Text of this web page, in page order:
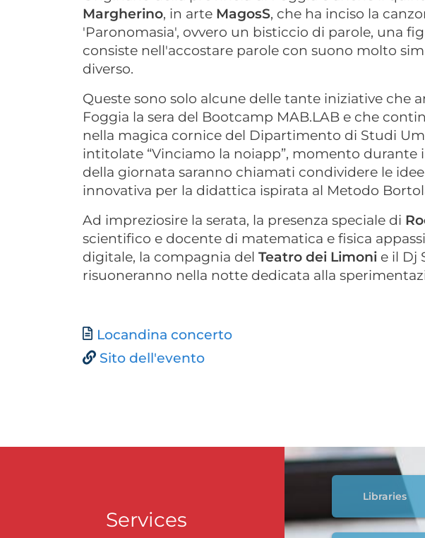
Margherino, in arte MagosS, che ha inciso la
'Paronomasia', ovvero un bisticcio di parole, una
consiste nell'accostare parole con suono molto
diverso.
Queste sono solo alcune delle tante iniziative che
Foggia la sera del Bootcamp MAB.LAB e che
nella magica cornice del Dipartimento di Studi
intitolate “Vinciamo la noiapp”, momento durante
della giornata saranno chiamati condividere le
innovativa per la didattica ispirata al Metodo
Ad impreziosire la serata, la presenza speciale di
scientifico e docente di matematica e fisica
digitale, la compagnia del Teatro dei Limoni e il Dj
risuoneranno nella notte dedicata alla
Document
Locandina concerto
Sito dell'evento
Services
Libraries